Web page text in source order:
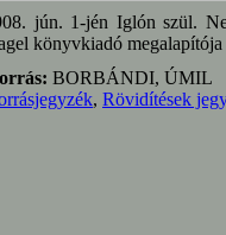
jún. 1-jén Iglón szül.
könyvkiadó megalapítója
BORBÁNDI, ÚMIL
, Rövidítések